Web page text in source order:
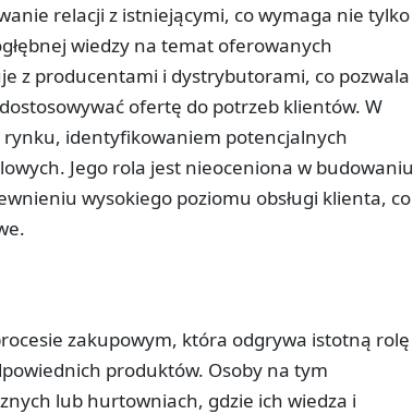
relacji z istniejącymi, co wymaga nie tylko
wiedzy na temat oferowanych
z producentami i dystrybutorami, co pozwala
ofertę do potrzeb klientów. W
identyfikowaniem potencjalnych
Jego rola jest nieoceniona w budowaniu
wysokiego poziomu obsługi klienta, co
zakupowym, która odgrywa istotną rolę
produktów. Osoby na tym
lub hurtowniach, gdzie ich wiedza i